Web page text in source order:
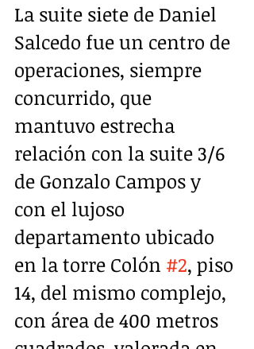
La suite siete de Daniel
Salcedo fue un centro de
operaciones, siempre
concurrido, que
mantuvo estrecha
relación con la suite 3/6
de Gonzalo Campos y
con el lujoso
departamento ubicado
en la torre Colón #2, piso
14, del mismo complejo,
con área de 400 metros